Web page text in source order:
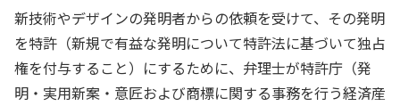
新技術やデザインの発明者からの依頼を受けて、その発明
を特許（新規で有益な発明について特許法に基づいて独占
権を付与すること）にするために、弁理士が特許庁（発
明・実用新案・意匠および商標に関する事務を行う経済産